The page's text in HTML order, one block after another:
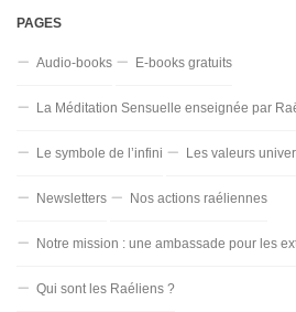
PAGES
Audio-books E-books gratuits
La Méditation Sensuelle enseignée par
Le symbole de l’infini Les valeurs
Newsletters Nos actions raéliennes
Notre mission : une ambassade pour les
Qui sont les Raéliens ?